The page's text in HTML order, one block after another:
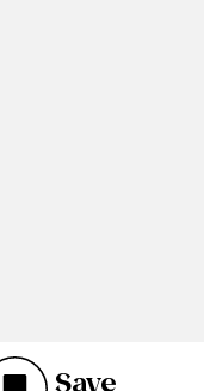
Save